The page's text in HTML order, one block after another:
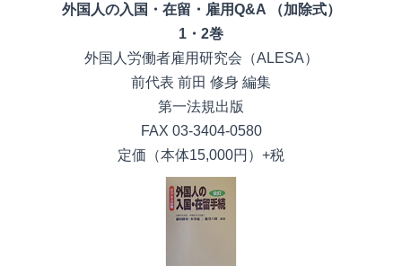
外国人の入国・在留・雇用Q&A （加除式）
1・2巻
外国人労働者雇用研究会（ALESA）
前代表 前田 修身 編集
第一法規出版
FAX 03-3404-0580
定価（本体15,000円）+税